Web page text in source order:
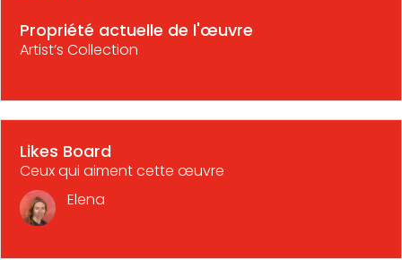
Propriété actuelle de l'œuvre
Artist’s Collection
Likes Board
Ceux qui aiment cette œuvre
Elena